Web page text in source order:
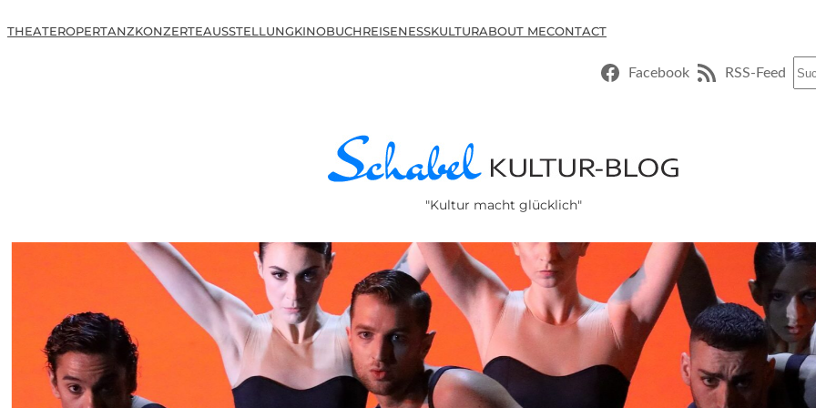
THEATEROPERTANZKONZERTEAUSSTELLUNGKINOBUCHREISENESSKULTURABOUT MECONTACT
Facebook RSS-Feed
"Kultur macht glücklich"